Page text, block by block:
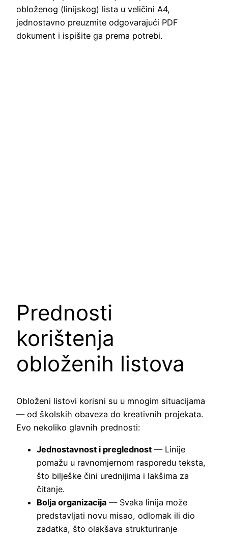
obloženog (linijskog) lista u veličini A4,
jednostavno preuzmite odgovarajući PDF
dokument i ispišite ga prema potrebi.
Prednosti
korištenja
obloženih listova
Obloženi listovi korisni su u mnogim situacijama
— od školskih obaveza do kreativnih projekata.
Evo nekoliko glavnih prednosti:
Jednostavnost i preglednost — Linije
pomažu u ravnomjernom rasporedu teksta,
što bilješke čini urednijima i lakšima za
čitanje.
Bolja organizacija — Svaka linija može
predstavljati novu misao, odlomak ili dio
zadatka, što olakšava strukturiranje